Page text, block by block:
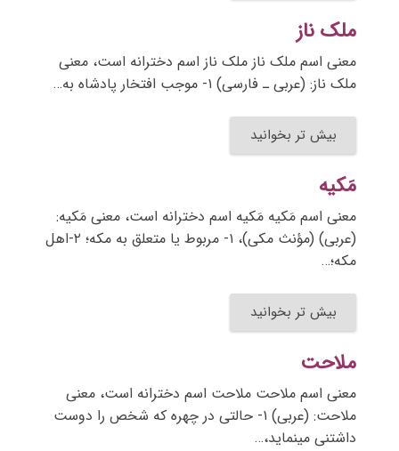
ملک ناز
معنی اسم ملک ناز ملک ناز اسم دخترانه است، معنی
ملک ناز: (عربی ـ فارسی) ۱- موجب افتخار پادشاه به…
بیش تر بخوانید
مَکیه
معنی اسم مَکیه مَکیه اسم دخترانه است، معنی مَکیه:
(عربی) (مؤنث مکی)، ۱- مربوط یا متعلق به مکه؛ ۲-اهل
مکه؛…
بیش تر بخوانید
ملاحت
معنی اسم ملاحت ملاحت اسم دخترانه است، معنی
ملاحت: (عربی) ۱- حالتی در چهره که شخص را دوست
داشتنی مینماید،…